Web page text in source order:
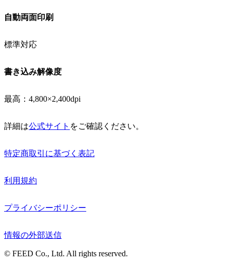
自動両面印刷
標準対応
書き込み解像度
最高：4,800×2,400dpi
詳細は公式サイト をご確認ください。
特定商取引に基づく表記
利用規約
プライバシーポリシー
情報の外部送信
© FEED Co., Ltd. All rights reserved.